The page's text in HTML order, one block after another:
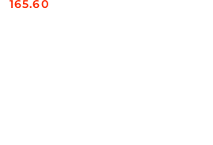
Cena:
165.60